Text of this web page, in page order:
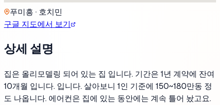
푸미흥 · 호치민
구글 지도에서 보기
상세 설명
집은 올리모델링 되어 있는 집 입니다. 기간은 1년 계약에 잔여
10개월 입니다. 입니다. 살아보니 1인 기준에 150~180만동 정
도 나옵니다. 에어컨은 집에 있는 동안에는 계속 틀어 놨고요.